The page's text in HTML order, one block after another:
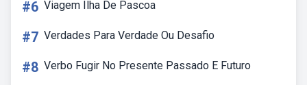
#6 Viagem Ilha De Pascoa
#7 Verdades Para Verdade Ou Desafio
#8 Verbo Fugir No Presente Passado E Futuro